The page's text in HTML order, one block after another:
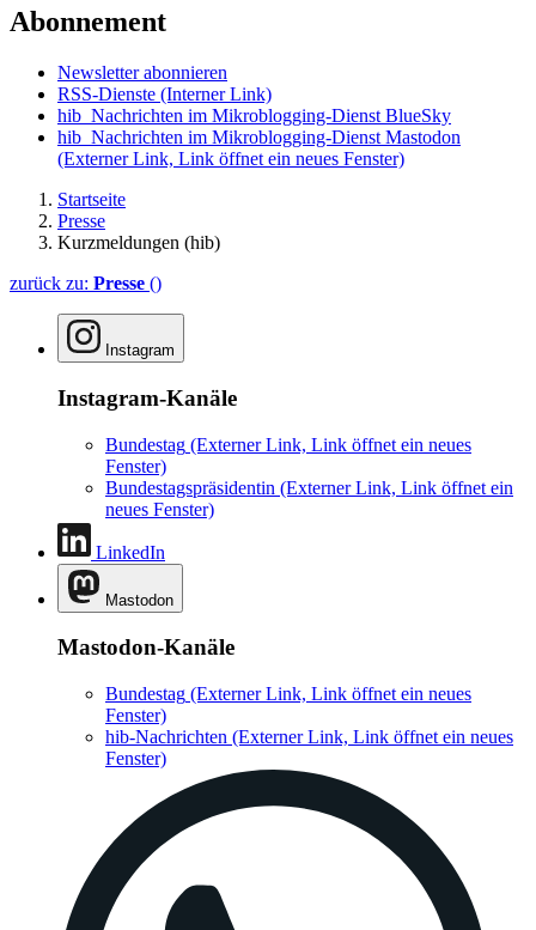
Abonnement
Newsletter abonnieren
RSS-Dienste (Interner Link)
hib_Nachrichten im Mikroblogging-Dienst BlueSky
hib_Nachrichten im Mikroblogging-Dienst Mastodon
(Externer Link, Link öffnet ein neues Fenster)
Startseite
Presse
Kurzmeldungen (hib)
zurück zu: Presse ()
Instagram
Instagram-Kanäle
Bundestag (Externer Link, Link öffnet ein neues
Fenster)
Bundestagspräsidentin (Externer Link, Link öffnet ein
neues Fenster)
LinkedIn
Mastodon
Mastodon-Kanäle
Bundestag (Externer Link, Link öffnet ein neues
Fenster)
hib-Nachrichten (Externer Link, Link öffnet ein neues
Fenster)